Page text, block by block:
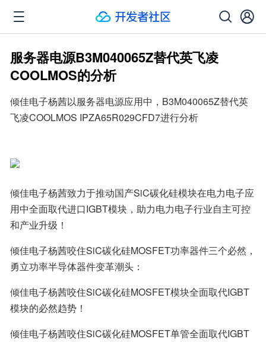
服务器电源B3M040065Z替代英飞凌
COOLMOS的分析
倾佳电子杨茜以服务器电源应用中，B3M040065Z替代英
飞凌COOLMOS IPZA65R029CFD7进行分析
倾佳电子杨茜致力于推动国产SiC碳化硅模块在电力电子应
用中全面取代进口IGBT模块，助力电力电子行业自主可控
和产业升级！
倾佳电子杨茜咬住SiC碳化硅MOSFET功率器件三个必然，
勇立功率半导体器件变革潮头：
倾佳电子杨茜咬住SiC碳化硅MOSFET模块全面取代IGBT
模块的必然趋势！
倾佳电子杨茜咬住SiC碳化硅MOSFET单管全面取代IGBT